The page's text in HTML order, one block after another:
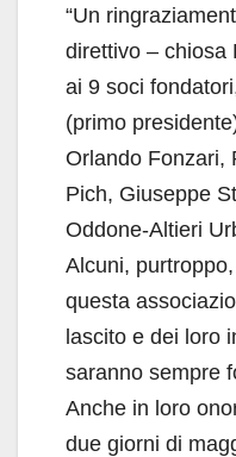
“Un
direttivo – chiosa
ai 9 soci
(primo
Orlando Fonzari,
Pich, Giuseppe
Oddone-Altieri
Alcuni,
questa
lascito e dei loro
saranno sempre
Anche in loro
due giorni di